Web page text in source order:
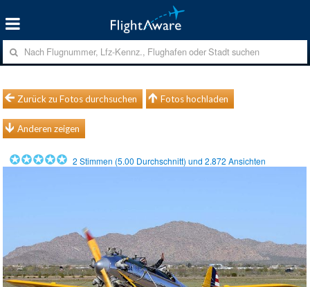
Zurück zu Fotos durchsuchen Fotos hochladen
Anderen zeigen
2 Stimmen (5.00 Durchschnitt) und2.872 Ansichten